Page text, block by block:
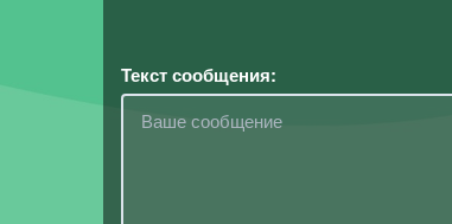
Текст сообщения: